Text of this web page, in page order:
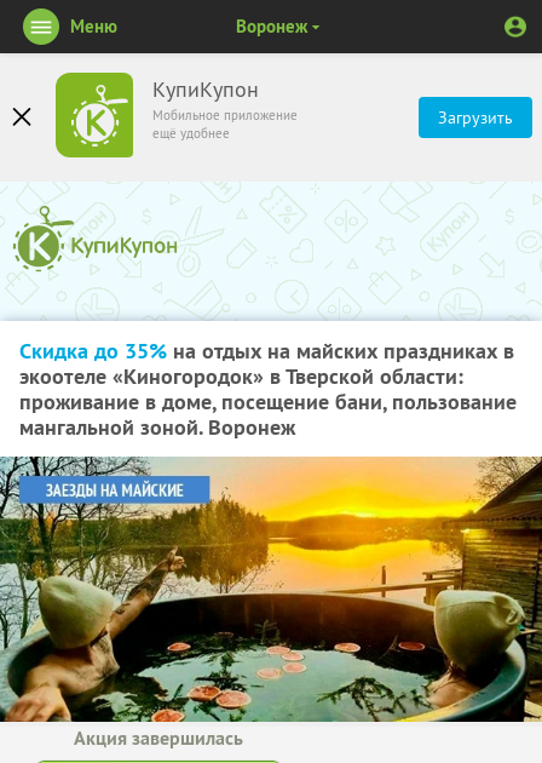
КупиКупон
Мобильное приложение
ещё удобнее
Загрузить
Меню Воронеж
Скидка до 35% на отдых на майских праздниках в
экоотеле «Киногородок» в Тверской области:
проживание в доме, посещение бани, пользование
мангальной зоной. Воронеж
Акция завершилась